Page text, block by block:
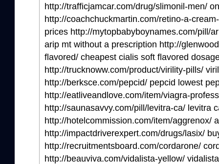
http://trafficjamcar.com/drug/slimonil-men/
http://coachchuckmartin.com/retino-a-
prices http://mytopbabyboynames.com/pill/
arip mt without a prescription http://
flavored/ cheapest cialis soft flavored
http://trucknoww.com/product/virility-pills/
http://berksce.com/pepcid/ pepcid lowest
http://eatliveandlove.com/item/viagra-
http://saunasavvy.com/pill/levitra-ca/ levitra
http://hotelcommission.com/item/aggrenox/
http://impactdriverexpert.com/drugs/lasix/
http://recruitmentsboard.com/cordarone/
http://beauviva.com/vidalista-yellow/